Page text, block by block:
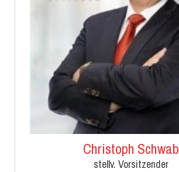
Christoph Schwab
stellv. Vorsitzender